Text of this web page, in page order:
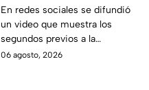
explosión de pipa de
gas en Cuernavaca,
Morelos
En redes sociales se difundió
un video que muestra los
segundos previos a la
explosión de una pipa de gas
06 agosto, 2026